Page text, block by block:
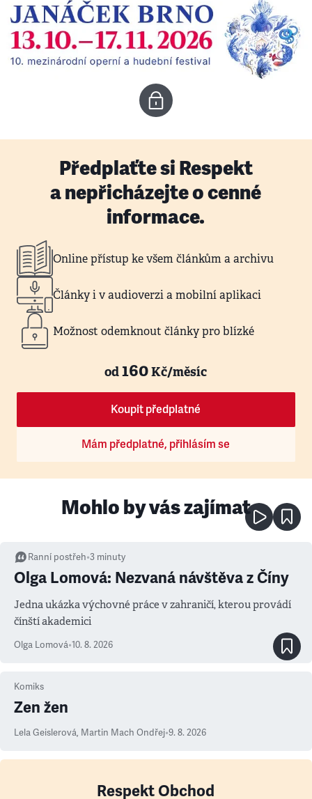
Předplaťte si Respekt
a nepřicházejte o cenné
informace.
Online přístup ke všem článkům a archivu
Články i v audioverzi a mobilní aplikaci
Možnost odemknout články pro blízké
od160Kč/měsíc
Koupit předplatné
Mám předplatné, přihlásím se
Mohlo by vás zajímat
Ranní postřeh•3 minuty
Olga Lomová: Nezvaná návštěva z Číny
Jedna ukázka výchovné práce v zahraničí, kterou provádí
čínští akademici
Olga Lomová•10. 8. 2026
Komiks
Zen žen
Lela Geislerová, Martin Mach Ondřej•9. 8. 2026
Respekt Obchod